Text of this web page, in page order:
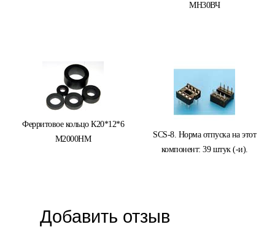
МН30ВЧ
Ферритовое кольцо К20*12*6
М2000НМ
SCS-8. Норма отпуска на этот
компонент: 39 штук (-и).
Добавить отзыв